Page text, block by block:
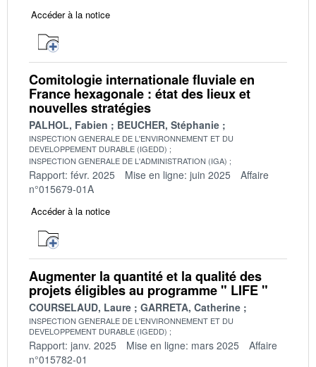
Accéder à la notice
Comitologie internationale fluviale en
France hexagonale : état des lieux et
nouvelles stratégies
PALHOL, Fabien BEUCHER, Stéphanie
INSPECTION GENERALE DE L'ENVIRONNEMENT ET DU
DEVELOPPEMENT DURABLE (IGEDD)
INSPECTION GENERALE DE L'ADMINISTRATION (IGA)
Rapport: févr. 2025 Mise en ligne: juin 2025
Affaire
n°015679-01A
Accéder à la notice
Augmenter la quantité et la qualité des
projets éligibles au programme " LIFE "
COURSELAUD, Laure GARRETA, Catherine
INSPECTION GENERALE DE L'ENVIRONNEMENT ET DU
DEVELOPPEMENT DURABLE (IGEDD)
Rapport: janv. 2025 Mise en ligne: mars 2025
Affaire
n°015782-01